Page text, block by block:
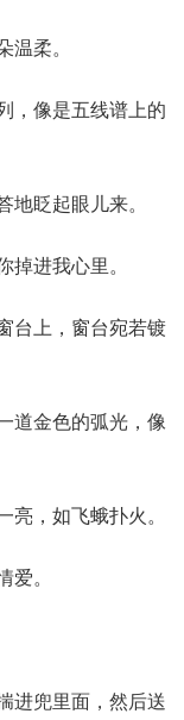
柔。
，像是五线谱上的
眨起眼儿来。
进我心里。
台上，窗台宛若镀
道金色的弧光，像
，如飞蛾扑火。
。
进兜里面，然后送